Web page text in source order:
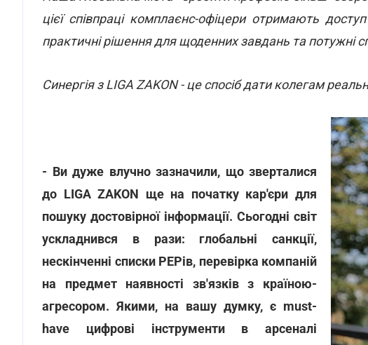
цієї співпраці комплаєнс-офіцери отримають доступ
практичні рішення для щоденних завдань та потужні
Синергія з LIGA ZAKON - це спосіб дати колегам
- Ви дуже влучно зазначили, що зверталися
до LIGA ZAKON ще на початку кар'єри для
пошуку достовірної інформації. Сьогодні світ
ускладнився в рази: глобальні санкції,
нескінченні списки РЕРів, перевірка компаній
на предмет наявності зв'язків з країною-
агресором. Якими, на вашу думку, є must-
have цифрові інструменти в арсеналі